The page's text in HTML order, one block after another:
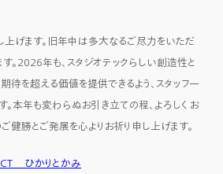
げます。旧年中は多大なるご尽力をいただ
す。2026年も、スタジオテックらしい創造性と
待を超える価値を提供できるよう、スタッフ一
。本年も変わらぬお引き立ての程、よろしくお
健勝とご発展を心よりお祈り申し上げます。
ひかりとかみ